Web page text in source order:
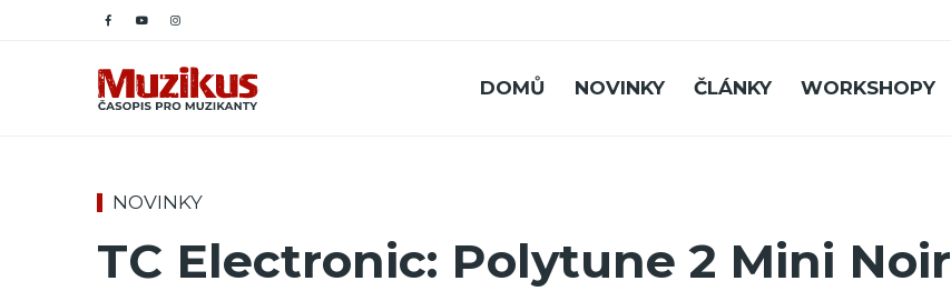
DOMŮ NOVINKY ČLÁNKY WORKSHOPY
NOVINKY
TC Electronic: Polytune 2 Mini Noir